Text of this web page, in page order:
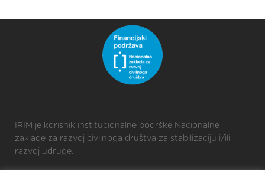
IRIM je korisnik institucionalne podrške Nacionalne
zaklade za razvoj civilnoga društva za stabilizaciju i/ili
razvoj udruge.